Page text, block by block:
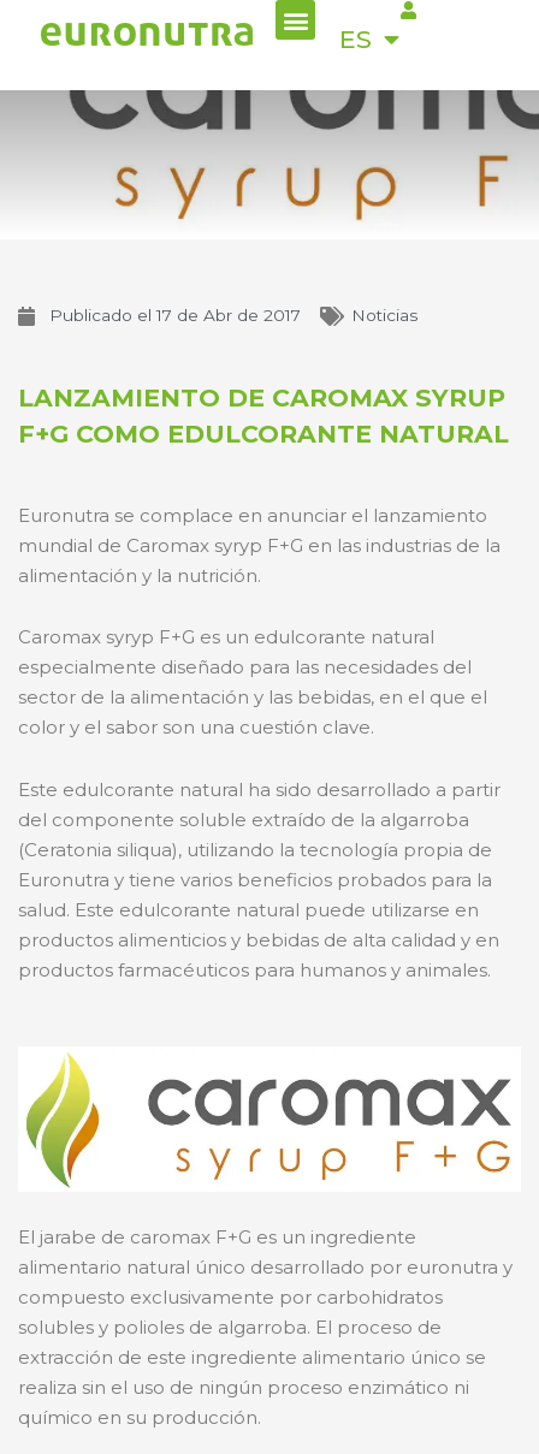
Menu
ES
EN
Publicado el 17 de Abr de 2017 Noticias
LANZAMIENTO DE CAROMAX SYRUP
F+G COMO EDULCORANTE NATURAL
Euronutra se complace en anunciar el lanzamiento
mundial de Caromax syryp F+G en las industrias de la
alimentación y la nutrición.
Caromax syryp F+G es un edulcorante natural
especialmente diseñado para las necesidades del
sector de la alimentación y las bebidas, en el que el
color y el sabor son una cuestión clave.
Este edulcorante natural ha sido desarrollado a partir
del componente soluble extraído de la algarroba
(Ceratonia siliqua), utilizando la tecnología propia de
Euronutra y tiene varios beneficios probados para la
salud. Este edulcorante natural puede utilizarse en
productos alimenticios y bebidas de alta calidad y en
productos farmacéuticos para humanos y animales.
El jarabe de caromax F+G es un ingrediente
alimentario natural único desarrollado por euronutra y
compuesto exclusivamente por carbohidratos
solubles y polioles de algarroba. El proceso de
extracción de este ingrediente alimentario único se
realiza sin el uso de ningún proceso enzimático ni
químico en su producción.